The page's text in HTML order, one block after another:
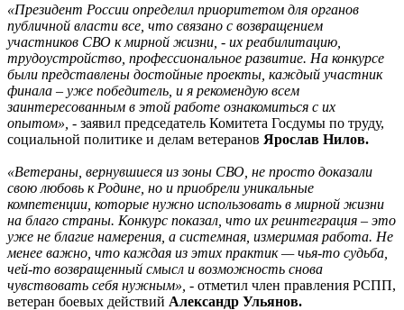
«Президент России определил приоритетом для органов
публичной власти все, что связано с возвращением
участников СВО к мирной жизни, - их реабилитацию,
трудоустройство, профессиональное развитие. На конкурсе
были представлены достойные проекты, каждый участник
финала – уже победитель, и я рекомендую всем
заинтересованным в этой работе ознакомиться с их
опытом», - заявил председатель Комитета Госдумы по труду,
социальной политике и делам ветеранов Ярослав Нилов.
«Ветераны, вернувшиеся из зоны СВО, не просто доказали
свою любовь к Родине, но и приобрели уникальные
компетенции, которые нужно использовать в мирной жизни
на благо страны. Конкурс показал, что их реинтеграция – это
уже не благие намерения, а системная, измеримая работа. Не
менее важно, что каждая из этих практик — чья-то судьба,
чей-то возвращенный смысл и возможность снова
чувствовать себя нужным», - отметил член правления РСПП,
ветеран боевых действий Александр Ульянов.